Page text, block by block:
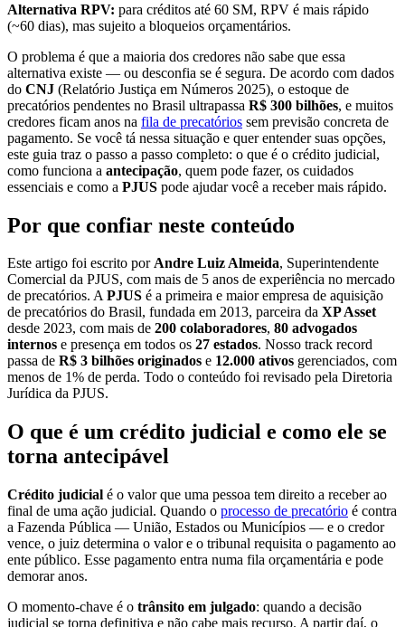
Alternativa RPV: para créditos até 60 SM, RPV é mais rápido
(~60 dias), mas sujeito a bloqueios orçamentários.
O problema é que a maioria dos credores não sabe que essa
alternativa existe — ou desconfia se é segura. De acordo com dados
do CNJ (Relatório Justiça em Números 2025), o estoque de
precatórios pendentes no Brasil ultrapassa R$ 300 bilhões, e muitos
credores ficam anos na fila de precatórios sem previsão concreta de
pagamento. Se você tá nessa situação e quer entender suas opções,
este guia traz o passo a passo completo: o que é o crédito judicial,
como funciona a antecipação, quem pode fazer, os cuidados
essenciais e como a PJUS pode ajudar você a receber mais rápido.
Por que confiar neste conteúdo
Este artigo foi escrito porAndre Luiz Almeida, Superintendente
Comercial da PJUS, com mais de 5 anos de experiência no mercado
de precatórios. APJUS é a primeira e maior empresa de aquisição
de precatórios do Brasil, fundada em 2013, parceira da XP Asset
desde 2023, com mais de 200 colaboradores, 80 advogados
internos e presença em todos os 27 estados. Nosso track record
passa de R$ 3 bilhões originados e 12.000 ativos gerenciados, com
menos de 1% de perda. Todo o conteúdo foi revisado pela Diretoria
Jurídica da PJUS.
O que é um crédito judicial e como ele se
torna antecipável
Crédito judicial é o valor que uma pessoa tem direito a receber ao
final de uma ação judicial. Quando o processo de precatório é contra
a Fazenda Pública — União, Estados ou Municípios — e o credor
vence, o juiz determina o valor e o tribunal requisita o pagamento ao
ente público. Esse pagamento entra numa fila orçamentária e pode
demorar anos.
O momento-chave é o trânsito em julgado: quando a decisão
judicial se torna definitiva e não cabe mais recurso. A partir daí, o